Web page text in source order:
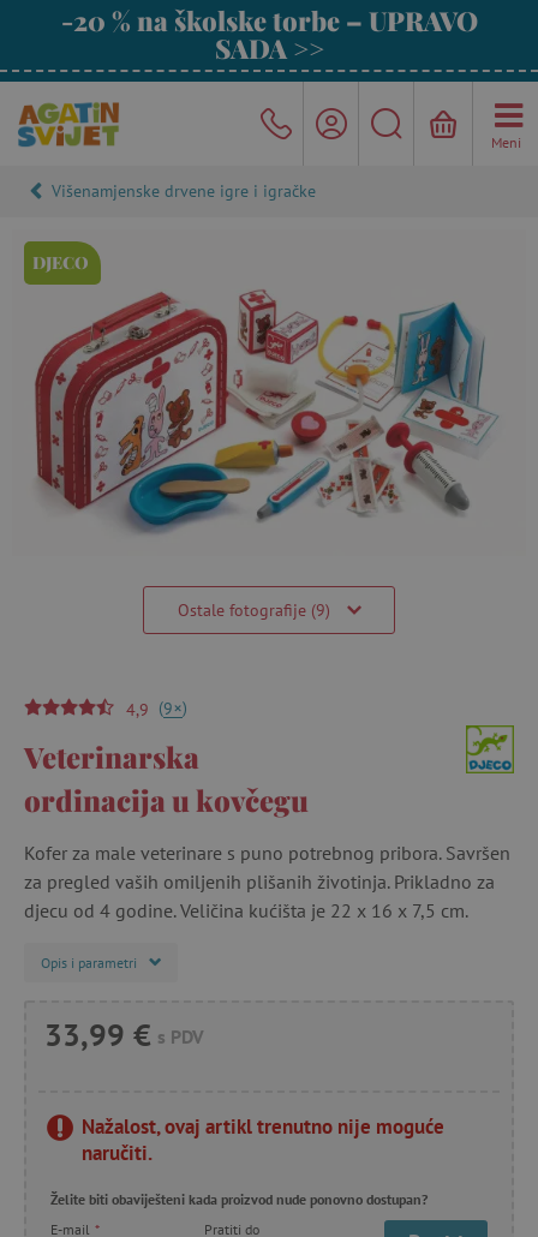
-20 % na školske torbe – UPRAVO
SADA >>
Meni
Višenamjenske drvene igre i igračke
DJECO
Ostale fotografije (9)
4,9 (9+)
Veterinarska
ordinacija u kovčegu
Kofer za male veterinare s puno potrebnog pribora. Savršen
za pregled vaših omiljenih plišanih životinja. Prikladno za
djecu od 4 godine. Veličina kućišta je 22 x 16 x 7,5 cm.
Opis i parametri
33,99 € s PDV
Nažalost, ovaj artikl trenutno nije moguće
naručiti.
Želite biti obaviješteni kada proizvod nude ponovno dostupan?
E-mail * Pratiti do